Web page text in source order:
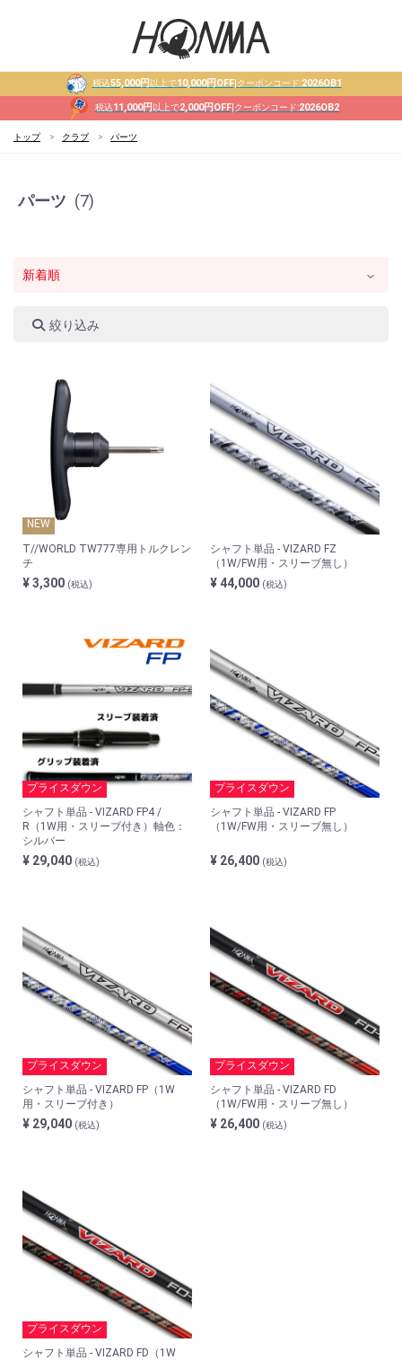
税込55,000円 以上で10,000円OFF|クーポンコード:2026OB1
税込11,000円 以上で2,000円OFF|クーポンコード:2026OB2
トップ クラブ パーツ
パーツ (7)
絞り込み
NEW
T//WORLD TW777専用トルクレン
チ
¥ 3,300 (税込)
シャフト単品 - VIZARD FZ
（1W/FW用・スリーブ無し）
¥ 44,000 (税込)
プライスダウン
シャフト単品 - VIZARD FP4 /
R（1W用・スリーブ付き）軸色：
シルバー
¥ 29,040 (税込)
プライスダウン
シャフト単品 - VIZARD FP
（1W/FW用・スリーブ無し）
¥ 26,400 (税込)
プライスダウン
シャフト単品 - VIZARD FP（1W
用・スリーブ付き）
¥ 29,040 (税込)
プライスダウン
シャフト単品 - VIZARD FD
（1W/FW用・スリーブ無し）
¥ 26,400 (税込)
プライスダウン
シャフト単品 - VIZARD FD（1W